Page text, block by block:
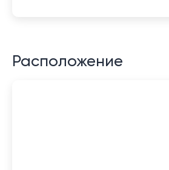
Расположение